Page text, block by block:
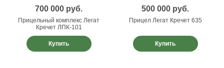
700 000 руб.
Прицельный комплекс Легат
Кречет ЛПК-101
Купить
500 000 руб.
Прицел Легат Кречет 635
Купить